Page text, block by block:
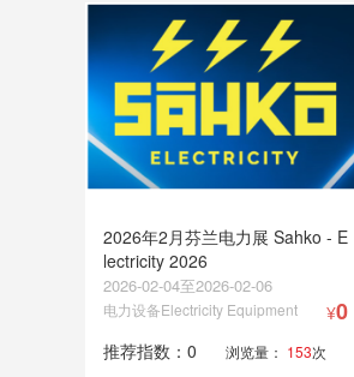
2026年2月芬兰电力展 Sahko - E
lectricity 2026
2026-02-04至2026-02-06
电力设备Electricity Equipment ¥0
推荐指数：0 浏览量： 153次